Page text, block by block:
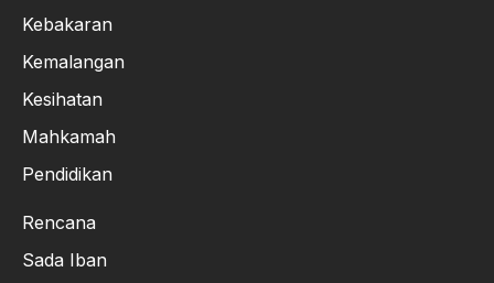
Kebakaran
Kemalangan
Kesihatan
Mahkamah
Pendidikan
Rencana
Sada Iban